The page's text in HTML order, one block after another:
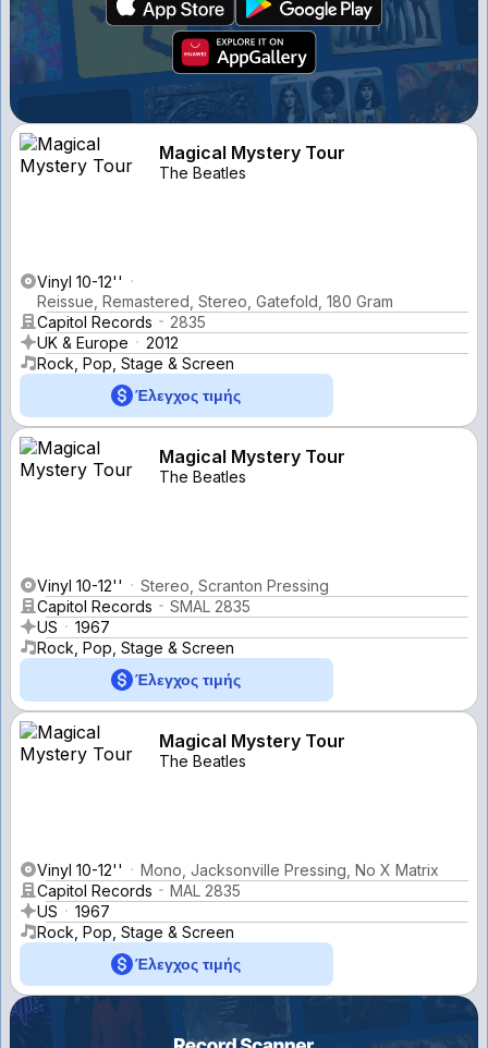
Magical Mystery Tour
The Beatles
Vinyl 10-12''
Reissue, Remastered, Stereo, Gatefold, 180 Gram
Capitol Records
2835
UK & Europe
2012
Rock, Pop, Stage & Screen
Έλεγχος τιμής
Magical Mystery Tour
The Beatles
Vinyl 10-12''
Stereo, Scranton Pressing
Capitol Records
SMAL 2835
US
1967
Rock, Pop, Stage & Screen
Έλεγχος τιμής
Magical Mystery Tour
The Beatles
Vinyl 10-12''
Mono, Jacksonville Pressing, No X Matrix
Capitol Records
MAL 2835
US
1967
Rock, Pop, Stage & Screen
Έλεγχος τιμής